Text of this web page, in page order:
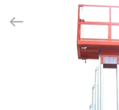
Co.,Ltd.